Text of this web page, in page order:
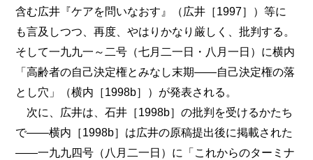
含む広井『ケアを問いなおす』（広井［1997］）等に
も言及しつつ、再度、やはりかなり厳しく、批判する。
そして一九九一～二号（七月二一日・八月一日）に横内
「高齢者の自己決定権とみなし末期――自己決定権の落
とし穴」（横内［1998b］）が発表される。
次に、広井は、石井［1998b］の批判を受けるかたち
で――横内［1998b］は広井の原稿提出後に掲載された
――一九九四号（八月二一日）に「これからのターミナ